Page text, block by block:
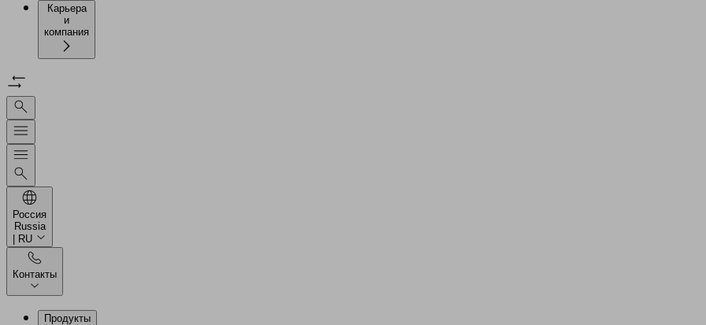
Карьера
и
компания
Россия
Russia
| RU
Контакты
Продукты